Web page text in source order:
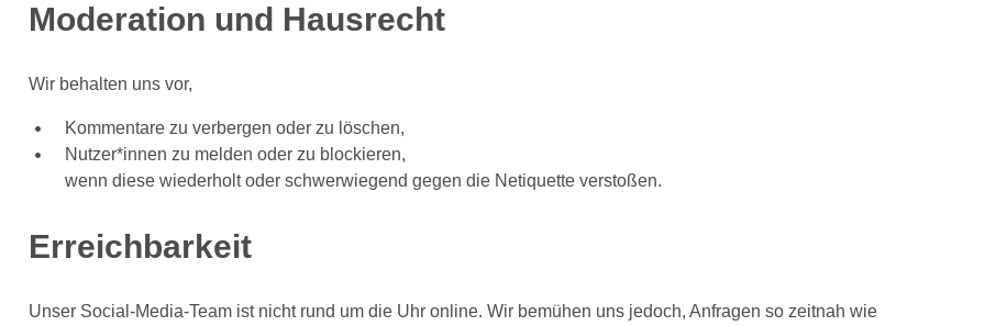
Moderation und Hausrecht
Wir behalten uns vor,
Kommentare zu verbergen oder zu löschen,
Nutzer*innen zu melden oder zu blockieren,
wenn diese wiederholt oder schwerwiegend gegen die Netiquette verstoßen.
Erreichbarkeit
Unser Social‑Media-Team ist nicht rund um die Uhr online. Wir bemühen uns jedoch, Anfragen so zeitnah wie